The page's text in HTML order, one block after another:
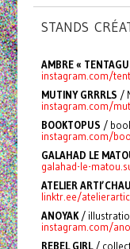
STANDS
AMBRE «
instagram.com/
MUTINY GRRRLS /
instagram.com/
BOOKTOPUS /
instagram.com/
GALAHAD LE
galahad-le-
ATELIER
linktr.ee/
ANOYAK/
instagram.com/
REBEL GIRL/